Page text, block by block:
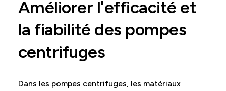
Améliorer l'efficacité et
la fiabilité des pompes
centrifuges
Dans les pompes centrifuges, les matériaux